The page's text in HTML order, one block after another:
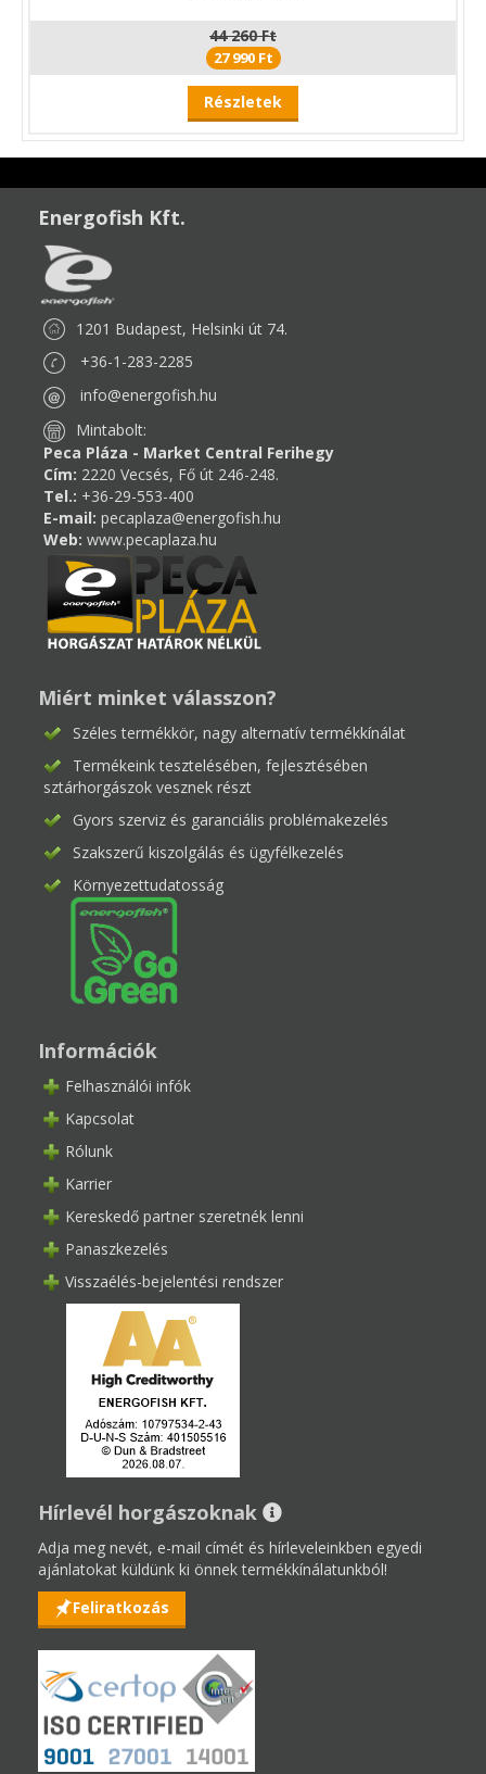
44 260 Ft
27 990 Ft
Részletek
Energofish Kft.
1201 Budapest, Helsinki út 74.
+36-1-283-2285
info@energofish.hu
Mintabolt:
Peca Pláza - Market Central Ferihegy
Cím: 2220 Vecsés, Fő út 246-248.
Tel.: +36-29-553-400
E-mail: pecaplaza@energofish.hu
Web: www.pecaplaza.hu
Miért minket válasszon?
Széles termékkör, nagy alternatív termékkínálat
Termékeink tesztelésében, fejlesztésében
sztárhorgászok vesznek részt
Gyors szerviz és garanciális problémakezelés
Szakszerű kiszolgálás és ügyfélkezelés
Környezettudatosság
Információk
Felhasználói infók
Kapcsolat
Rólunk
Karrier
Kereskedő partner szeretnék lenni
Panaszkezelés
Visszaélés-bejelentési rendszer
Hírlevél horgászoknak
Adja meg nevét, e-mail címét és hírleveleinkben egyedi
ajánlatokat küldünk ki önnek termékkínálatunkból!
Feliratkozás